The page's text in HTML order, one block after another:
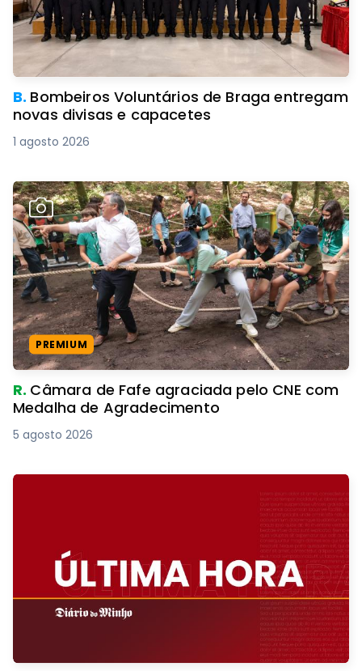
B. Bombeiros Voluntários de Braga entregam
novas divisas e capacetes
1 agosto 2026
PREMIUM
R. Câmara de Fafe agraciada pelo CNE com
Medalha de Agradecimento
5 agosto 2026